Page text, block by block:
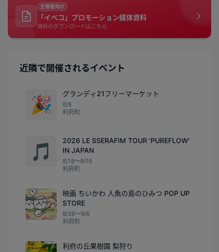
主催者向け
「イベコ」プロモーション媒体資料
資料のダウンロードはこちら
近隣で開催されるイベント
🎉
グランディ21フリーマーケット
8/8
利府町
🎵
2026 LE SSERAFIM TOUR 'PUREFLOW'
IN JAPAN
8/18〜8/19
利府町
映画 ちいかわ 人魚の島のひみつ POP UP
STORE
8/28〜9/6
利府町
利府の丘果樹園 梨狩り